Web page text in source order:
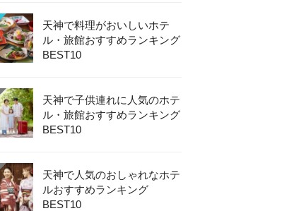
天神で料理がおいしいホテ
ル・旅館おすすめランキング
BEST10
天神で子供連れに人気のホテ
ル・旅館おすすめランキング
BEST10
天神で人気のおしゃれなホテ
ルおすすめランキング
BEST10